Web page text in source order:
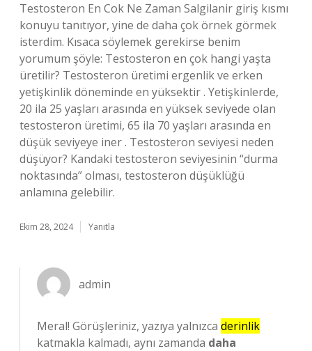
Testosteron En Cok Ne Zaman Salgilanir giriş kısmı
konuyu tanıtıyor, yine de daha çok örnek görmek
isterdim. Kısaca söylemek gerekirse benim
yorumum şöyle: Testosteron en çok hangi yaşta
üretilir? Testosteron üretimi ergenlik ve erken
yetişkinlik döneminde en yüksektir . Yetişkinlerde,
20 ila 25 yaşları arasında en yüksek seviyede olan
testosteron üretimi, 65 ila 70 yaşları arasında en
düşük seviyeye iner . Testosteron seviyesi neden
düşüyor? Kandaki testosteron seviyesinin “durma
noktasında” olması, testosteron düşüklüğü
anlamına gelebilir.
Ekim 28, 2024 Yanıtla
admin
Meral! Görüşleriniz, yazıya yalnızca derinlik
katmakla kalmadı, aynı zamanda daha